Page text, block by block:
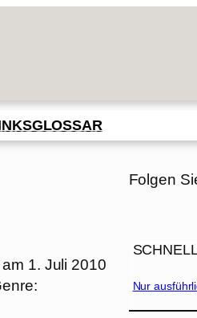
GLOSSAR
1. Juli 2010
Folgen
Nur